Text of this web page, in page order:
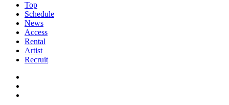
Top
Schedule
News
Access
Rental
Artist
Recruit